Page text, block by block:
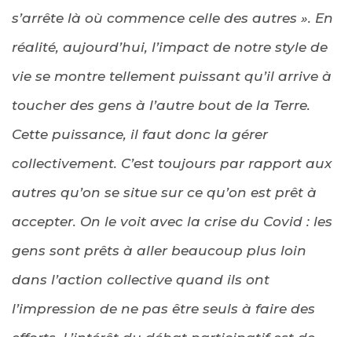
s’arrête là où commence celle des autres ». En
réalité, aujourd’hui, l’impact de notre style de
vie se montre tellement puissant qu’il arrive à
toucher des gens à l’autre bout de la Terre.
Cette puissance, il faut donc la gérer
collectivement. C’est toujours par rapport aux
autres qu’on se situe sur ce qu’on est prêt à
accepter. On le voit avec la crise du Covid : les
gens sont prêts à aller beaucoup plus loin
dans l’action collective quand ils ont
l’impression de ne pas être seuls à faire des